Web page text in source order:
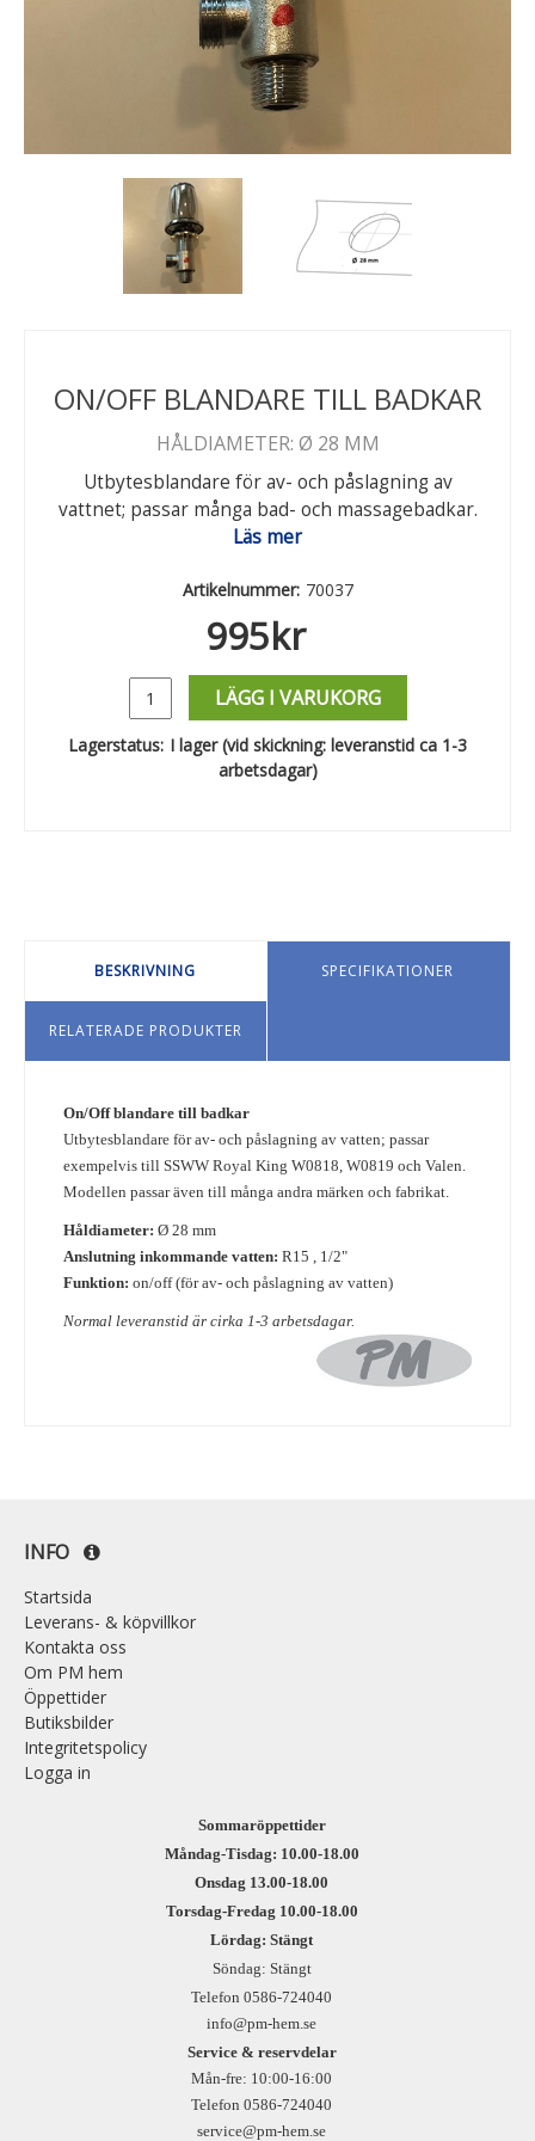
ON/OFF BLANDARE TILL BADKAR
HÅLDIAMETER: Ø 28 MM
Utbytesblandare för av- och påslagning av
vattnet; passar många bad- och massagebadkar.
Läs mer
Artikelnummer: 70037
995kr
LÄGG I VARUKORG
Lagerstatus: I lager (vid skickning: leveranstid ca 1-3
arbetsdagar)
BESKRIVNING SPECIFIKATIONER
RELATERADE PRODUKTER
On/Off blandare till badkar
Utbytesblandare för av- och påslagning av vatten; passar
exempelvis till SSWW Royal King W0818, W0819 och Valen.
Modellen passar även till många andra märken och fabrikat.
Håldiameter: Ø 28 mm
Anslutning inkommande vatten: R15 , 1/2"
Funktion: on/off(för av- och påslagning av vatten)
Normal leveranstid är cirka 1-3 arbetsdagar.
INFO
Startsida
Leverans- & köpvillkor
Kontakta oss
Om PM hem
Öppettider
Butiksbilder
Integritetspolicy
Logga in
Sommaröppettider
Måndag-Tisdag: 10.00-18.00
Onsdag 13.00-18.00
Torsdag-Fredag 10.00-18.00
Lördag: Stängt
Söndag: Stängt
Telefon 0586-724040
info@pm-hem.se
Service & reservdelar
Mån-fre: 10:00-16:00
Telefon 0586-724040
service@pm-hem.se